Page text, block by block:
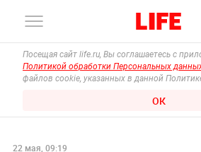
Посещая сайт life.ru, Вы соглашаетесь с
Политикой обработки Персональных
файлов cookie, указанных в данной
ОК
22 мая, 09:19